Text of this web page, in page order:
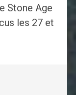
Stone Age
les 27 et